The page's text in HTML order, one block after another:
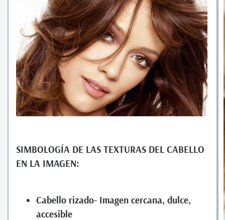
SIMBOLOGÍA DE LAS TEXTURAS DEL CABELLO
EN LA IMAGEN:
Cabello rizado- Imagen cercana, dulce,
accesible